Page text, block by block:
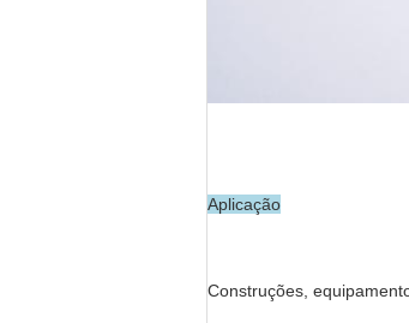
Aplicação
Construções,